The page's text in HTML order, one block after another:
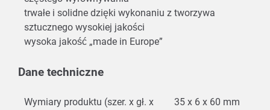
trwałe i solidne dzięki wykonaniu z tworzywa
sztucznego wysokiej jakości
wysoka jakość „made in Europe”
Dane techniczne
Wymiary produktu (szer. x gł. x
35 x 6 x 60 mm